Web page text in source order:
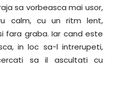
sa vorbeasca mai usor,
calm, cu un ritm lent,
fara graba. Iar cand este
in loc sa-l intrerupeti,
sa il ascultati cu